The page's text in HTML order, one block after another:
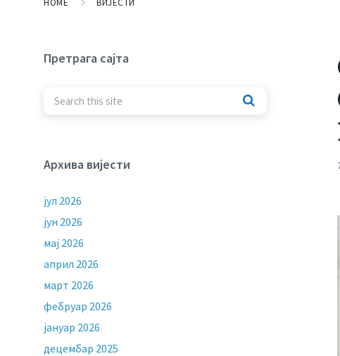
HOME ВИЈЕСТИ
Претрага сајта
Архива вијести
јул 2026
јун 2026
мај 2026
април 2026
март 2026
фебруар 2026
јануар 2026
децембар 2025